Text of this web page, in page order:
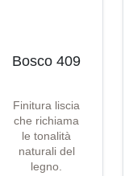
Bosco 409
Finitura liscia
che richiama
le tonalità
naturali del
legno.